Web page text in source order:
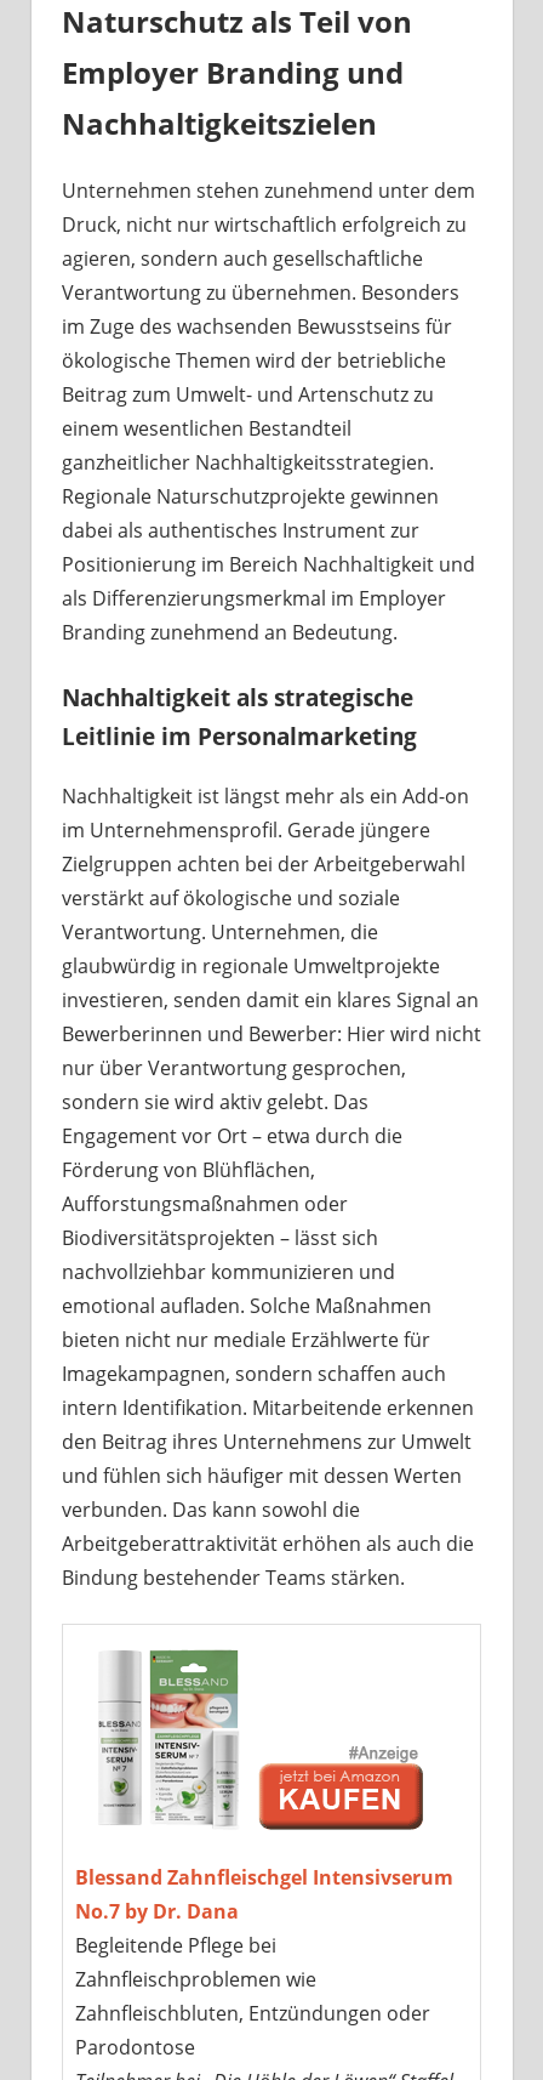
Naturschutz als Teil von
Employer Branding und
Nachhaltigkeitszielen
Unternehmen stehen zunehmend unter dem
Druck, nicht nur wirtschaftlich erfolgreich zu
agieren, sondern auch gesellschaftliche
Verantwortung zu übernehmen. Besonders
im Zuge des wachsenden Bewusstseins für
ökologische Themen wird der betriebliche
Beitrag zum Umwelt- und Artenschutz zu
einem wesentlichen Bestandteil
ganzheitlicher Nachhaltigkeitsstrategien.
Regionale Naturschutzprojekte gewinnen
dabei als authentisches Instrument zur
Positionierung im Bereich Nachhaltigkeit und
als Differenzierungsmerkmal im Employer
Branding zunehmend an Bedeutung.
Nachhaltigkeit als strategische
Leitlinie im Personalmarketing
Nachhaltigkeit ist längst mehr als ein Add-on
im Unternehmensprofil. Gerade jüngere
Zielgruppen achten bei der Arbeitgeberwahl
verstärkt auf ökologische und soziale
Verantwortung. Unternehmen, die
glaubwürdig in regionale Umweltprojekte
investieren, senden damit ein klares Signal an
Bewerberinnen und Bewerber: Hier wird nicht
nur über Verantwortung gesprochen,
sondern sie wird aktiv gelebt. Das
Engagement vor Ort – etwa durch die
Förderung von Blühflächen,
Aufforstungsmaßnahmen oder
Biodiversitätsprojekten – lässt sich
nachvollziehbar kommunizieren und
emotional aufladen. Solche Maßnahmen
bieten nicht nur mediale Erzählwerte für
Imagekampagnen, sondern schaffen auch
intern Identifikation. Mitarbeitende erkennen
den Beitrag ihres Unternehmens zur Umwelt
und fühlen sich häufiger mit dessen Werten
verbunden. Das kann sowohl die
Arbeitgeberattraktivität erhöhen als auch die
Bindung bestehender Teams stärken.
Blessand Zahnfleischgel Intensivserum
No.7 by Dr. Dana
Begleitende Pflege bei
Zahnfleischproblemen wie
Zahnfleischbluten, Entzündungen oder
Parodontose